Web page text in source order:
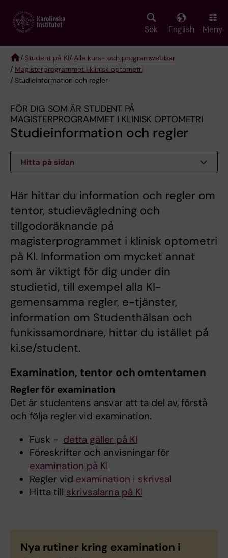
main
Sök English Meny
Breadcrumb
/ Student på KI/ Alla kurs- och programwebbar
/ Magisterprogrammet i klinisk optometri
/ Studieinformation och regler
FÖR DIG SOM ÄR STUDENT PÅ
MAGISTERPROGRAMMET I KLINISK OPTOMETRI
Studieinformation och regler
Hitta på sidan
Här hittar du information och regler om
tentor, studievägledning och
tillgodoräknande på
magisterprogrammet i klinisk optometri
på KI. Information om mycket annat
som är viktigt för dig under din
studietid, till exempel alla KI-
gemensamma regler, e-tjänster,
information om Studenthälsan och
funkissamordnare, hittar du istället på
ki.se/student.
Examination, tentor och omtentamen
Regler för examination
Det är studentens ansvar att ta del av, förstå
och följa regler vid examination.
Fusk - detta gäller på KI
Föreskrifter och anvisningar för
examination på KI
Regler vid examination i skrivsal
Hitta till skrivsalarna på KI
Nya rutiner kring examination i